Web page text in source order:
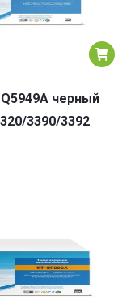
черный
3390/3392